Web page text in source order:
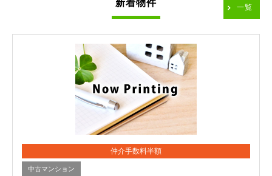
新着物件 一覧
仲介手数料半額
中古マンション